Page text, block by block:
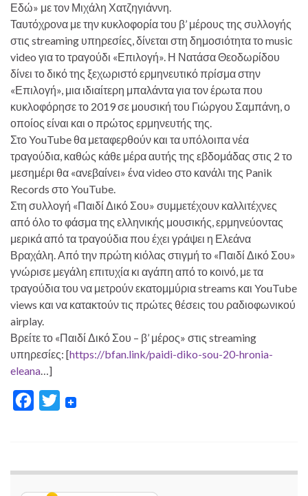
Εδώ» με τον Μιχάλη Χατζηγιάννη.
Ταυτόχρονα με την κυκλοφορία του β’ μέρους της συλλογής
στις streaming υπηρεσίες, δίνεται στη δημοσιότητα το music
video για το τραγούδι «Επιλογή». Η Νατάσα Θεοδωρίδου
δίνει το δικό της ξεχωριστό ερμηνευτικό πρίσμα στην
«Επιλογή», μια ιδιαίτερη μπαλάντα για τον έρωτα που
κυκλοφόρησε το 2019 σε μουσική του Γιώργου Σαμπάνη, ο
οποίος είναι και ο πρώτος ερμηνευτής της.
Στο YouTube θα μεταφερθούν και τα υπόλοιπα νέα
τραγούδια, καθώς κάθε μέρα αυτής της εβδομάδας στις 2 το
μεσημέρι θα «ανεβαίνει» ένα video στο κανάλι της Panik
Records στο YouTube.
Στη συλλογή «Παιδί Δικό Σου» συμμετέχουν καλλιτέχνες
από όλο το φάσμα της ελληνικής μουσικής, ερμηνεύοντας
μερικά από τα τραγούδια που έχει γράψει η Ελεάνα
Βραχάλη. Από την πρώτη κιόλας στιγμή το «Παιδί Δικό Σου»
γνώρισε μεγάλη επιτυχία κι αγάπη από το κοινό, με τα
τραγούδια του να μετρούν εκατομμύρια streams και YouTube
views και να κατακτούν τις πρώτες θέσεις του ραδιοφωνικού
airplay.
Βρείτε το «Παιδί Δικό Σου – β’ μέρος» στις streaming
υπηρεσίες: [https://bfan.link/paidi-diko-sou-20-hronia-
eleana…]
T